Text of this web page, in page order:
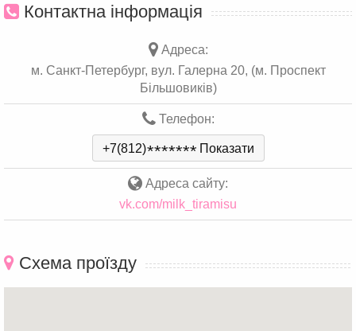
Контактна інформація
Адреса:
м. Санкт-Петербург, вул. Галерна 20, (м. Проспект
Більшовиків)
Телефон:
+7(812)******* Показати
Адреса сайту:
vk.com/milk_tiramisu
Схема проїзду